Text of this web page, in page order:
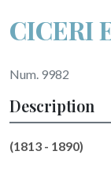
CICERI
Num. 9982
Description
(1813 - 1890)